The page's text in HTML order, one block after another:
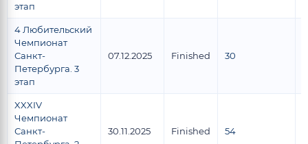
этап
4 Любительский
Чемпионат
Санкт-
Петербурга. 3
этап
07.12.2025 Finished 30
XXXIV
Чемпионат
Санкт-
30.11.2025 Finished 54